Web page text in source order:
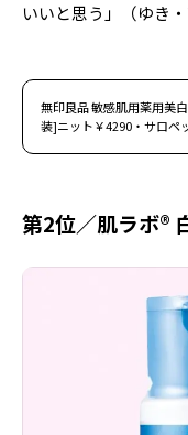
いいと思う」（ゆき・
無印良品 敏感肌用薬用美
装]ニット￥4290・サロペ
第2位／肌ラボ®